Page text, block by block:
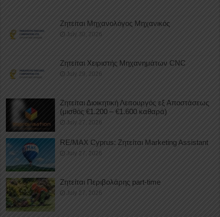
Ζητείται Μηχανολόγος Μηχανικός
July 30, 2026
Ζητείται Χειριστής Μηχανημάτων CNC
July 29, 2026
Ζητείται Διοικητική Λειτουργός εξ Αποστάσεως
(μισθός €1.200 – €1.600 καθαρά)
July 27, 2026
RE/MAX Cyprus: Ζητείται Marketing Assistant
July 27, 2026
Ζητείται Περιβολάρης part-time
July 27, 2026